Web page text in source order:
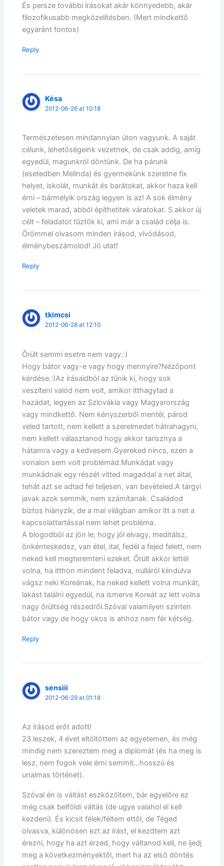
És persze további írásokat akár könnyedebb, akár
filozofikusabb megközelítésben. (Mert mindkettő
egyaránt fontos)
Reply
Késa
2012-06-26 at 10:18
Természetesen mindannyian úton vagyunk. A saját
célunk, lehetőségeink vezetnek, de csak addig, amíg
egyedül, magunkról döntünk. De ha párunk
(esetedben Melinda) és gyermekünk szeretne fix
helyet, iskolát, munkát és barátokat, akkor haza kell
érni – bármelyik ország legyen is az! A sok élmény
veletek marad, abból építhetitek váratokat. S akkor új
célt – feladatot tűztök ki, ami már a család célja is.
Örömmel olvasom minden írásod, vívódásod,
élménybeszámolód! Jó utat!
Reply
tkimcsi
2012-06-28 at 12:10
Őrült semmi esetre nem vagy.:)
Hogy bátor vagy-e vagy hogy mennyire?Nézőpont
kérdése.:)Az írásaidból az tűnik ki, hogy sok
veszíteni valód nem volt, amikor itthagytad a
hazádat, legyen az Szlovákia vagy Magyarország
vagy mindkettő. Nem kényszerből mentél, párod
veled tartott, nem kellett a szerelmedet hátrahagyni,
nem kellett választanod hogy akkor tarisznya a
hátamra vagy a kedvesem.Gyereked nincs, ezen a
vonalon sem volt problémád.Munkádat vagy
munkádnak egy részét vitted magaddal a net által,
tehát azt se adtad fel teljesen, van bevételed.A tárgyi
javak azok semmik, nem számítanak. Családod
biztos hiányzik, de a mai világban amikor itt a net a
kapcsolattartással nem lehet probléma.
A blogodból az jön le, hogy jól elvagy, meditálsz,
önkénteskedsz, van étel, ital, fedél a fejed felett, nem
neked kell megteremteni ezeket. Őrült akkor lettél
volna, ha itthon mindent feladva, nulláról kiindulva
vágsz neki Koreának, ha neked kellett volna munkát,
lakást találni egyedül, na ismerve Koreát az lett volna
nagy őrültség részedről.Szóval valamilyen szinten
bátor vagy de hogy okos is ahhoz nem fér kétség.
Reply
sensiii
2012-06-29 at 01:18
Az írásod erőt adott!
23 leszek, 4 évet eltöltöttem az egyetemen, és még
mindig nem szereztem meg a diplomát (és ha meg is
lesz, nem fogok vele érni semmit…hosszú és
unalmas történet).
Szóval én is váltást eszközöltem, bár egyelőre ez
még csak belföldi váltás (de ugye valahol el kell
kezdeni). És kicsit félek/féltem ettől, de Téged
olvasva, különösen ezt az írást, el kezdtem azt
érezni, hogy ha azt érzed, hogy váltanod kell, ne ijedj
meg a következményektől, mert ha az első döntés